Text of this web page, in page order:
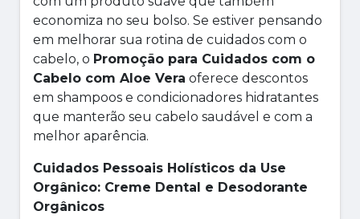
economiza no seu bolso. Se estiver pensando
em melhorar sua rotina de cuidados com o
cabelo, o Promoção para Cuidados com o
Cabelo com Aloe Vera oferece descontos
em shampoos e condicionadores hidratantes
que manterão seu cabelo saudável e com a
melhor aparência.
Cuidados Pessoais Holísticos da Use
Orgânico: Creme Dental e Desodorante
Orgânicos